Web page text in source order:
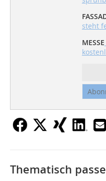
steht
MESSE
Thematisch